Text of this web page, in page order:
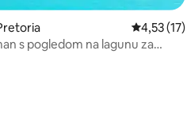
4,53 (17)
s pogledom na lagunu za